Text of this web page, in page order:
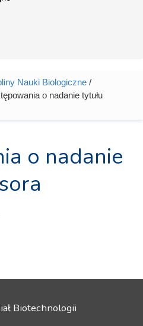
Nauki Biologiczne /
o nadanie tytułu
o nadanie
Biotechnologii